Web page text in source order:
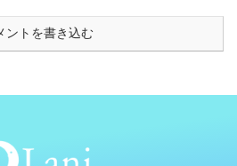
ントを書き込む